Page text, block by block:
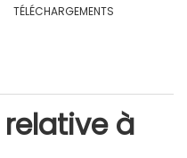
TÉLÉCHARGEMENTS
à